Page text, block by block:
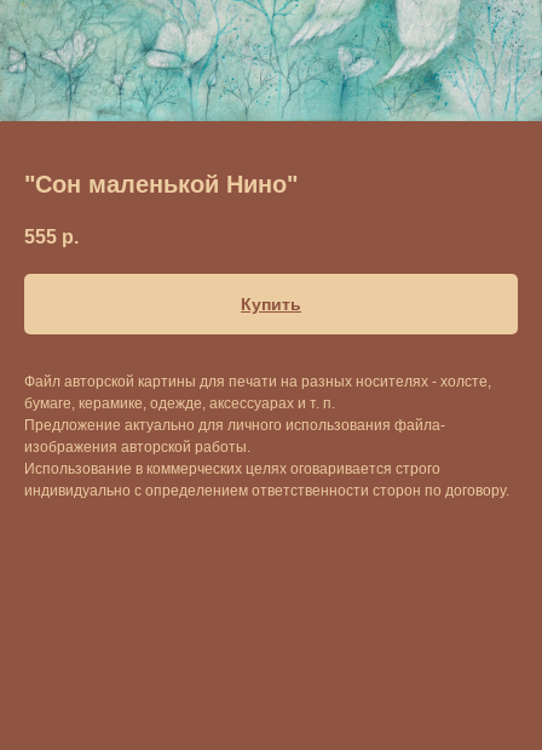
"Сон маленькой Нино"
555 р.
Купить
Файл авторской картины для печати на разных носителях - холсте,
бумаге, керамике, одежде, аксессуарах и т. п.
Предложение актуально для личного использования файла-
изображения авторской работы.
Использование в коммерческих целях оговаривается строго
индивидуально с определением ответственности сторон по договору.